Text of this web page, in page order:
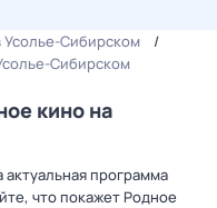
Усолье-Сибирском
Сибирском
кино на
программа
что покажет Родное